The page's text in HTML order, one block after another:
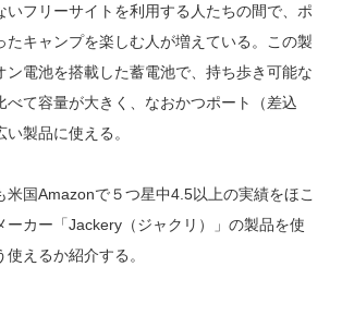
いフリーサイトを利用する人たちの間で、ポ
たキャンプを楽しむ人が増えている。この製
ン電池を搭載した蓄電池で、持ち歩き可能な
べて容量が大きく、なおかつポート（差込
製品に使える。
米国Amazonで５つ星中4.5以上の実績をほこ
ーカー「Jackery（ジャクリ）」の製品を使
えるか紹介する。